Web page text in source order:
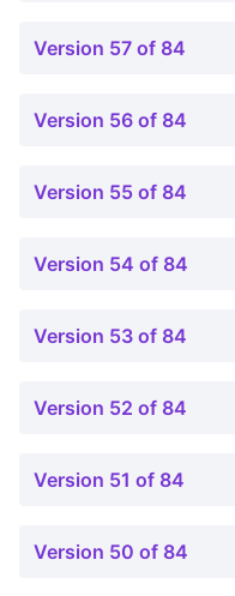
Version 57 of 84
Version 56 of 84
Version 55 of 84
Version 54 of 84
Version 53 of 84
Version 52 of 84
Version 51 of 84
Version 50 of 84